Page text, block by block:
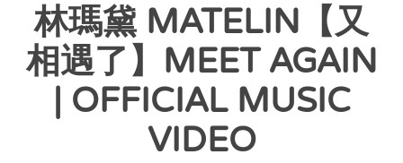
林瑪黛 MATELIN【又
相遇了】MEET AGAIN
| OFFICIAL MUSIC
VIDEO